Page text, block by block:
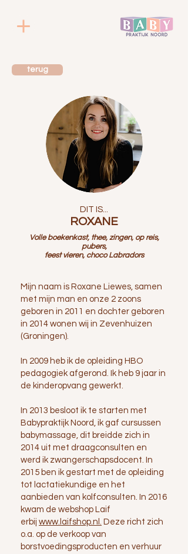
terug
DIT IS...
ROXANE
Volle boekenkast, thee, zingen, op reis,
pubers,
feest vieren, choco Labradors
Mijn naam is Roxane Liewes, samen
met mijn man en onze 2 zoons
geboren in 2011 en dochter geboren
in 2014 wonen wij in Zevenhuizen
(Groningen).
In 2009 heb ik de opleiding HBO
pedagogiek afgerond. Ik heb 9 jaar in
de kinderopvang gewerkt.
In 2013 besloot ik te starten met
Babypraktijk Noord, ik gaf cursussen
babymassage, dit breidde zich in
2014 uit met draagconsulten en
werd ik zwangerschapsdocent. In
2015 ben ik gestart met de opleiding
tot lactatiekundige en het
aanbieden van kolfconsulten. In 2016
kwam de webshop Laif
erbij www.laifshop.nl. Deze richt zich
o.a. op de verkoop van
borstvoedingsproducten en verhuur